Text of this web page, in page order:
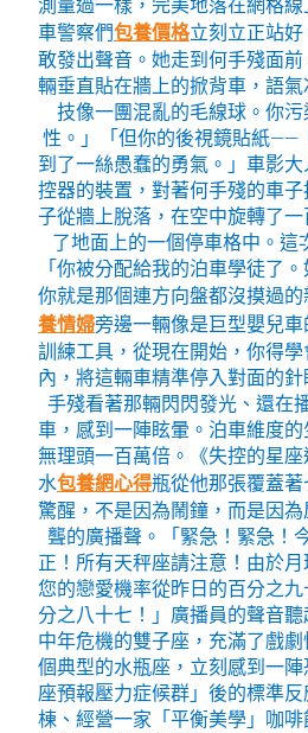
測量過一樣，完美地落在網格
車警察們包養價格立刻立正站
敢發出聲音。她走到何手殘面
輛垂直貼在牆上的掀背車，語
技像一團混亂的毛線球。你
性。」「但你的後視鏡貼紙——
到了一絲愚蠢的勇氣。」車影
控器的裝置，對著何手殘的車
子從牆上脫落，在空中旋轉了
了地面上的一個停車格中。這
「你被分配給我的泊車學徒了
你就是那個連方向盤都沒摸過
養情婦旁邊一輛像是巨型嬰兒
訓練工具，從現在開始，你得
內，將這輛車精準停入對面的
手殘看著那輛閃閃發光、還在
車，感到一陣眩暈。泊車維度
無理頭一百萬倍。《失控的星
水包養網心得瓶從他那張覆蓋
驚醒，不是因為鬧鐘，而是因
聾的廣播聲。「緊急！緊急！
正！所有天秤座請注意！由於月
您的戀愛機率從昨日的百分之
分之八十七！」廣播員的聲音
中年危機的雙子座，充滿了戲
個典型的水瓶座，立刻感到一
座預報壓力症候群」後的標準
棟、經營一家「平衡美學」咖